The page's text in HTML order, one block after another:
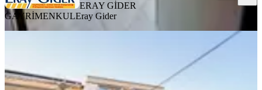
ERAY GİDER
GAYRİMENKULEray Gider
Doğu Gazi Bulvarına Yakın 2+1
Eşyalı Klimalı Kiralık Daire
Efeler, Cuma Mahallesi